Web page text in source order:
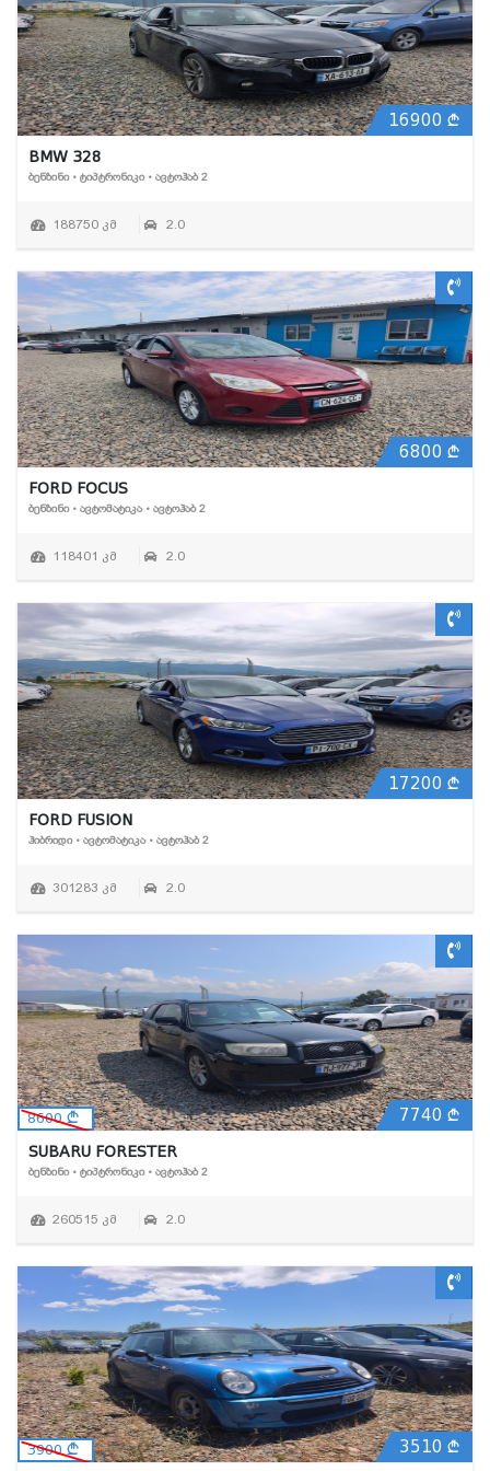
16900
BMW 328
ᲑᲔᲜᲖᲘᲜᲘ • ᲢᲘᲞᲢᲠᲝᲜᲘᲙᲘ • ᲐᲕᲢᲝᲰᲐᲑ 2
188750 კმ 2.0
6800
FORD FOCUS
ᲑᲔᲜᲖᲘᲜᲘ • ᲐᲕᲢᲝᲛᲐᲢᲘᲙᲐ • ᲐᲕᲢᲝᲰᲐᲑ 2
118401 კმ 2.0
17200
FORD FUSION
ᲰᲘᲑᲠᲘᲓᲘ • ᲐᲕᲢᲝᲛᲐᲢᲘᲙᲐ • ᲐᲕᲢᲝᲰᲐᲑ 2
301283 კმ 2.0
8600 7740
SUBARU FORESTER
ᲑᲔᲜᲖᲘᲜᲘ • ᲢᲘᲞᲢᲠᲝᲜᲘᲙᲘ • ᲐᲕᲢᲝᲰᲐᲑ 2
260515 კმ 2.0
3900 3510